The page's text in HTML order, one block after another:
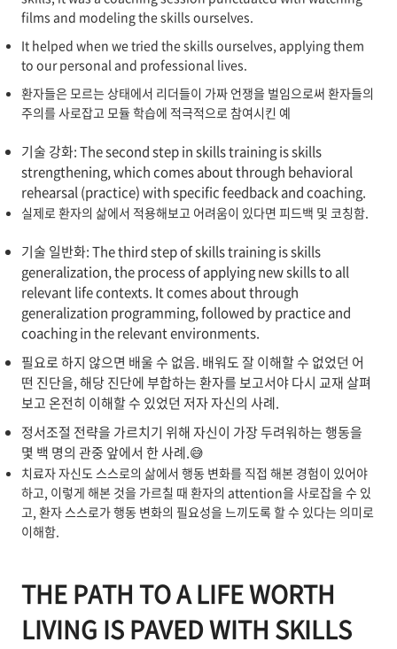
films and modeling the skills ourselves.
It helped when we tried the skills ourselves, applying them
to our personal and professional lives.
환자들은 모르는 상태에서 리더들이 가짜 언쟁을 벌임으로써 환자들의
주의를 사로잡고 모듈 학습에 적극적으로 참여시킨 예
기술 강화: The second step in skills training is skills
strengthening, which comes about through behavioral
rehearsal (practice) with specific feedback and coaching.
실제로 환자의 삶에서 적용해보고 어려움이 있다면 피드백 및 코칭함.
기술 일반화: The third step of skills training is skills
generalization, the process of applying new skills to all
relevant life contexts. It comes about through
generalization programming, followed by practice and
coaching in the relevant environments.
필요로 하지 않으면 배울 수 없음. 배워도 잘 이해할 수 없었던 어
떤 진단을, 해당 진단에 부합하는 환자를 보고서야 다시 교재 살펴
보고 온전히 이해할 수 있었던 저자 자신의 사례.
정서조절 전략을 가르치기 위해 자신이 가장 두려워하는 행동을
몇 백 명의 관중 앞에서 한 사례.😅
치료자 자신도 스스로의 삶에서 행동 변화를 직접 해본 경험이 있어야
하고, 이렇게 해본 것을 가르칠 때 환자의 attention을 사로잡을 수 있
고, 환자 스스로가 행동 변화의 필요성을 느끼도록 할 수 있다는 의미로
이해함.
THE PATH TO A LIFE WORTH
LIVING IS PAVED WITH SKILLS